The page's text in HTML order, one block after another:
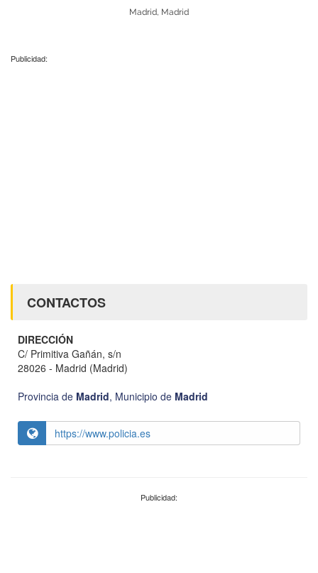
Madrid, Madrid
Publicidad:
CONTACTOS
DIRECCIÓN
C/ Primitiva Gañán, s/n
28026 - Madrid (Madrid)
Provincia de Madrid, Municipio de Madrid
https://www.policia.es
Publicidad: